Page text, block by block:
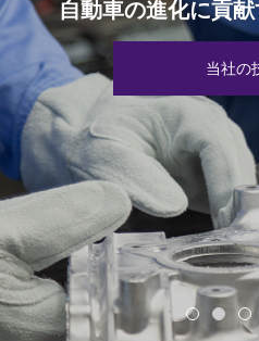
企業
自動車の進化に貢
当社の
先輩社
当社の主
採用